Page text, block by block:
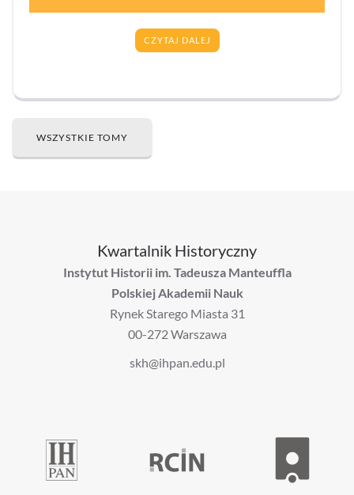
CZYTAJ DALEJ
WSZYSTKIE TOMY
Kwartalnik Historyczny
Instytut Historii im. Tadeusza Manteuffla
Polskiej Akademii Nauk
Rynek Starego Miasta 31
00-272 Warszawa
skh@ihpan.edu.pl